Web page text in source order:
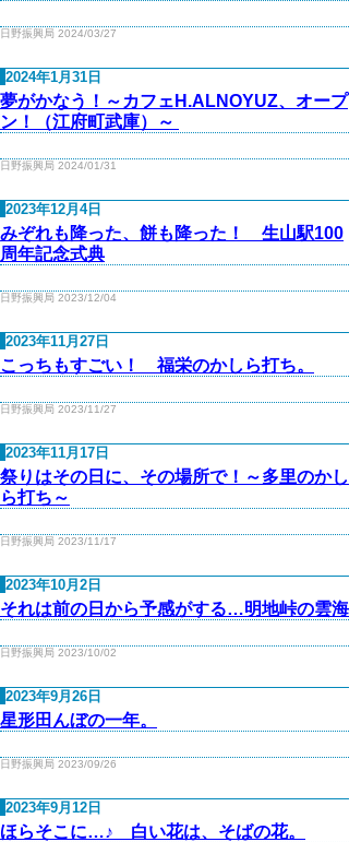
日野振興局 2024/03/27
2024年1月31日
夢がかなう！～カフェH.ALNOYUZ、オープ
ン！（江府町武庫）～ ​
日野振興局 2024/01/31
2023年12月4日
みぞれも降った、餅も降った！ 生山駅100
周年記念式典
日野振興局 2023/12/04
2023年11月27日
こっちもすごい！ 福栄のかしら打ち。
日野振興局 2023/11/27
2023年11月17日
祭りはその日に、その場所で！～多里のかし
ら打ち～
日野振興局 2023/11/17
2023年10月2日
それは前の日から予感がする…明地峠の雲海
日野振興局 2023/10/02
2023年9月26日
星形田んぼの一年。
日野振興局 2023/09/26
2023年9月12日
ほらそこに…♪ 白い花は、そばの花。